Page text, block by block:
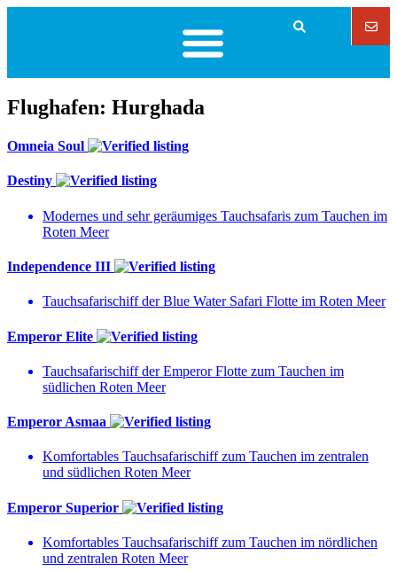
Flughafen: Hurghada
Omneia Soul
Destiny
Modernes und sehr geräumiges Tauchsafaris zum Tauchen im
Roten Meer
Independence III
Tauchsafarischiff der Blue Water Safari Flotte im Roten Meer
Emperor Elite
Tauchsafarischiff der Emperor Flotte zum Tauchen im
südlichen Roten Meer
Emperor Asmaa
Komfortables Tauchsafarischiff zum Tauchen im zentralen
und südlichen Roten Meer
Emperor Superior
Komfortables Tauchsafarischiff zum Tauchen im nördlichen
und zentralen Roten Meer